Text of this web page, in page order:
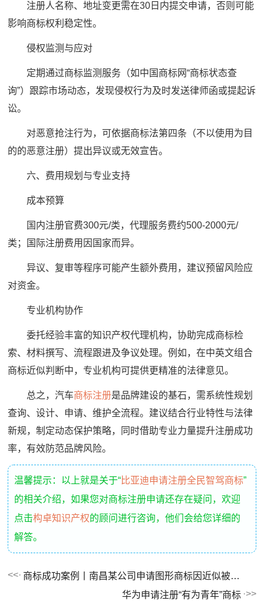
注册人名称、地址变更需在30日内提交申请，否则可能
影响商标权利稳定性。
侵权监测与应对
定期通过商标监测服务（如中国商标网“商标状态查
询”）跟踪市场动态，发现侵权行为及时发送律师函或提起诉
讼。
对恶意抢注行为，可依据商标法第四条（不以使用为目
的的恶意注册）提出异议或无效宣告。
六、费用规划与专业支持
成本预算
国内注册官费300元/类，代理服务费约500-2000元/
类；国际注册费用因国家而异。
异议、复审等程序可能产生额外费用，建议预留风险应
对资金。
专业机构协作
委托经验丰富的知识产权代理机构，协助完成商标检
索、材料撰写、流程跟进及争议处理。例如，在中英文组合
商标近似判断中，专业机构可提供更精准的法律意见。
总之，汽车商标注册是品牌建设的基石，需系统性规划
查询、设计、申请、维护全流程。建议结合行业特性与法律
新规，制定动态保护策略，同时借助专业力量提升注册成功
率，有效防范品牌风险。
温馨提示：以上就是关于“比亚迪申请注册全民智驾商标”
的相关介绍，如果您对商标注册申请还存在疑问，欢迎
点击构卓知识产权的顾问进行咨询，他们会给您详细的
解答。
商标成功案例丨南昌某公司申请图形商标因近似被驳回，复审成功！
华为申请注册“有为青年”商标